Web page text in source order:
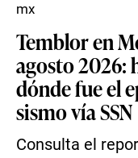
Temblor en
agosto 2026:
dónde fue el
sismo vía SSN
Consulta el
mx